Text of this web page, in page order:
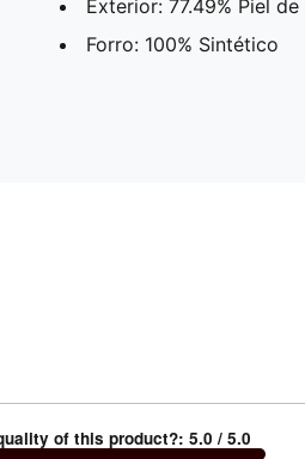
Exterior: 77.49% Piel
Forro: 100% Sintético
of this product?:5.0 / 5.0